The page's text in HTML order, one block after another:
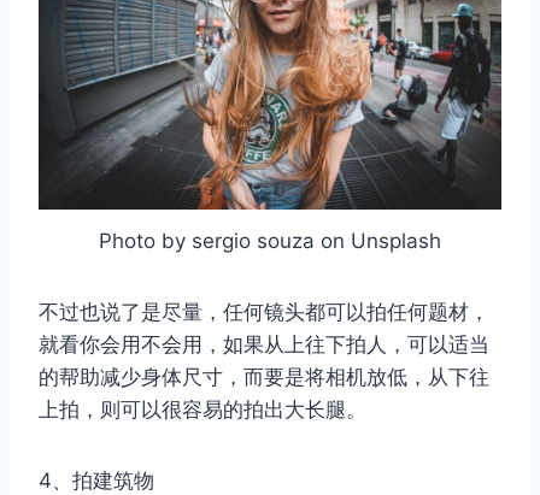
Photo by sergio souza on Unsplash
不过也说了是尽量，任何镜头都可以拍任何题材，
就看你会用不会用，如果从上往下拍人，可以适当
的帮助减少身体尺寸，而要是将相机放低，从下往
上拍，则可以很容易的拍出大长腿。
4、拍建筑物